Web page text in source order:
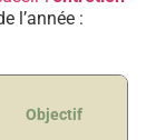
l’année :
Objectif